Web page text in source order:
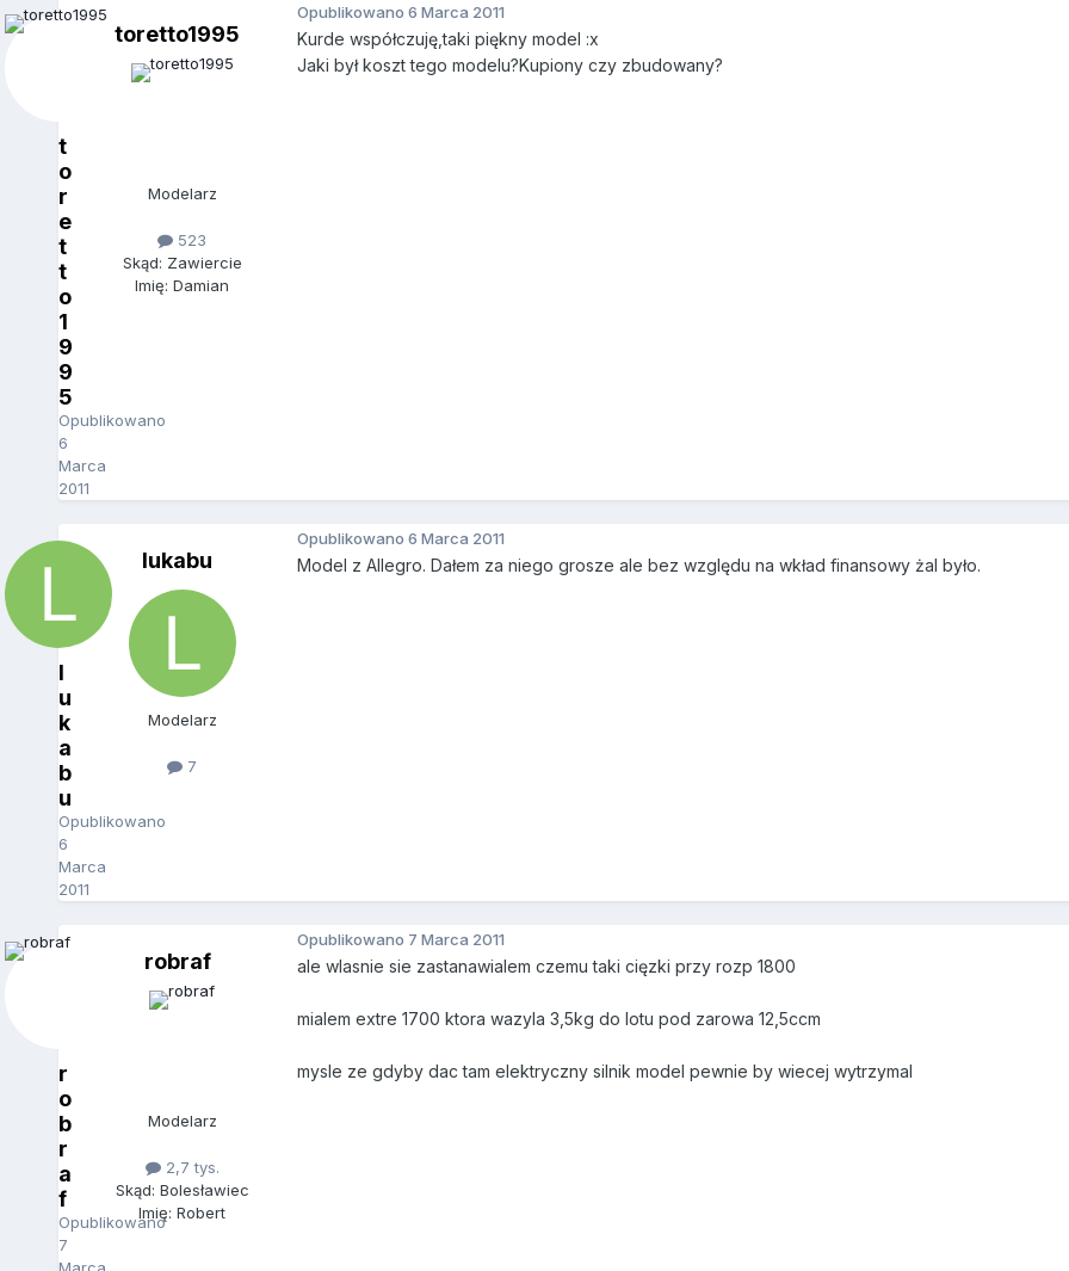
t
o
r
e
t
t
o
1
9
9
5
Opublikowano
6
Marca
2011
toretto1995
Modelarz
523
Skąd: Zawiercie
Imię: Damian
Opublikowano 6 Marca 2011
Kurde współczuję,taki piękny model :x
Jaki był koszt tego modelu?Kupiony czy zbudowany?
l
u
k
a
b
u
Opublikowano
6
Marca
2011
lukabu
Modelarz
7
Opublikowano 6 Marca 2011
Model z Allegro. Dałem za niego grosze ale bez względu na wkład finansowy żal było.
r
o
b
r
a
f
Opublikowano
7
robraf
Modelarz
2,7 tys.
Skąd: Bolesławiec
Imię: Robert
Opublikowano 7 Marca 2011
ale wlasnie sie zastanawialem czemu taki cięzki przy rozp 1800
mialem extre 1700 ktora wazyla 3,5kg do lotu pod zarowa 12,5ccm
mysle ze gdyby dac tam elektryczny silnik model pewnie by wiecej wytrzymal